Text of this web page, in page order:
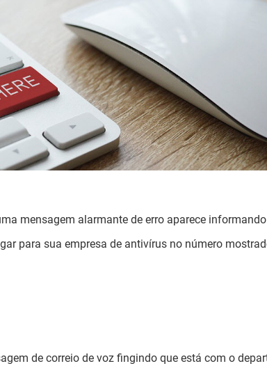
mensagem alarmante de erro aparece
para sua empresa de antivírus no número
de correio de voz fingindo que está com o